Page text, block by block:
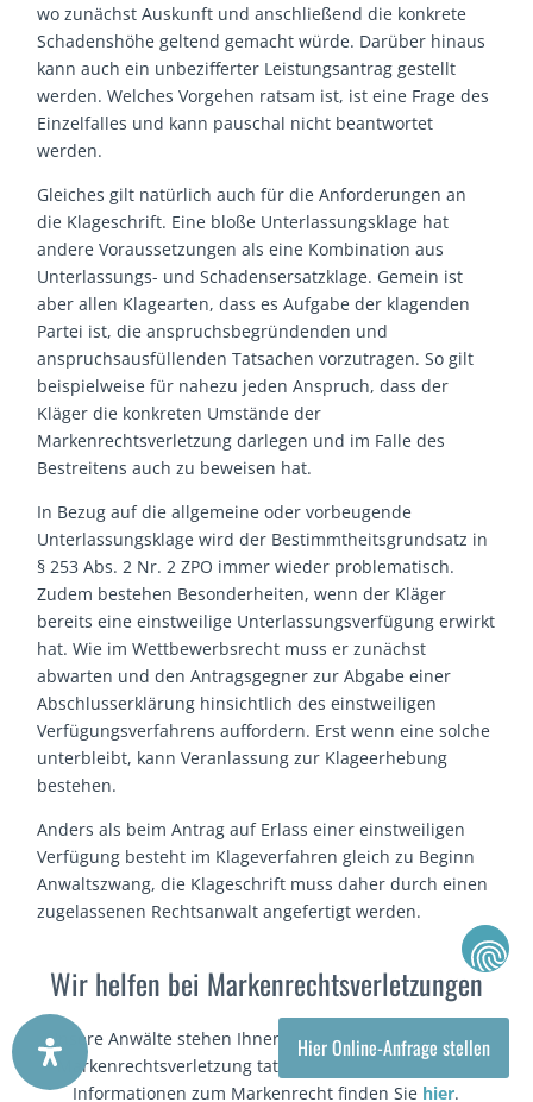
Hier Online-Anfrage stellen
wo zunächst Auskunft und anschließend die konkrete
Schadenshöhe geltend gemacht würde. Darüber hinaus
kann auch ein unbezifferter Leistungsantrag gestellt
werden. Welches Vorgehen ratsam ist, ist eine Frage des
Einzelfalles und kann pauschal nicht beantwortet
werden.
Gleiches gilt natürlich auch für die Anforderungen an
die Klageschrift. Eine bloße Unterlassungsklage hat
andere Voraussetzungen als eine Kombination aus
Unterlassungs- und Schadensersatzklage. Gemein ist
aber allen Klagearten, dass es Aufgabe der klagenden
Partei ist, die anspruchsbegründenden und
anspruchsausfüllenden Tatsachen vorzutragen. So gilt
beispielweise für nahezu jeden Anspruch, dass der
Kläger die konkreten Umstände der
Markenrechtsverletzung darlegen und im Falle des
Bestreitens auch zu beweisen hat.
In Bezug auf die allgemeine oder vorbeugende
Unterlassungsklage wird der Bestimmtheitsgrundsatz in
§ 253 Abs. 2 Nr. 2 ZPO immer wieder problematisch.
Zudem bestehen Besonderheiten, wenn der Kläger
bereits eine einstweilige Unterlassungsverfügung erwirkt
hat. Wie im Wettbewerbsrecht muss er zunächst
abwarten und den Antragsgegner zur Abgabe einer
Abschlusserklärung hinsichtlich des einstweiligen
Verfügungsverfahrens auffordern. Erst wenn eine solche
unterbleibt, kann Veranlassung zur Klageerhebung
bestehen.
Anders als beim Antrag auf Erlass einer einstweiligen
Verfügung besteht im Klageverfahren gleich zu Beginn
Anwaltszwang, die Klageschrift muss daher durch einen
zugelassenen Rechtsanwalt angefertigt werden.
Wir helfen bei Markenrechtsverletzungen
Unsere Anwälte stehen Ihnen bundesweit im Fall einer
Markenrechtsverletzung tatkräftig zur Seite. Weitere
Informationen zum Markenrecht finden Sie hier.